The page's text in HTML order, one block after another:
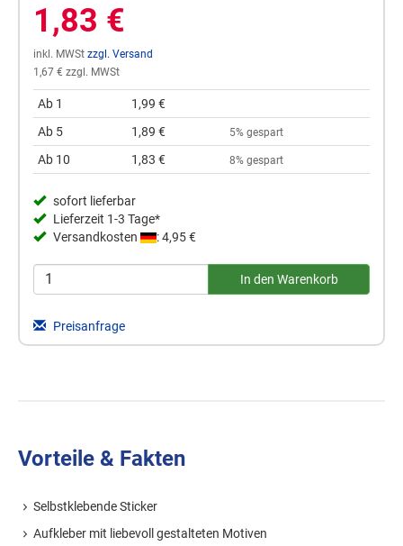
1,83 €
inkl. MWSt zzgl. Versand
1,67 € zzgl. MWSt
Ab 1
1,99 €
Ab 5
1,89 € 5% gespart
Ab 10 1,83 € 8% gespart
sofort lieferbar
Lieferzeit 1-3 Tage*
Versandkosten
: 4,95 €
Preisanfrage
Vorteile & Fakten
Selbstklebende Sticker
Aufkleber mit liebevoll gestalteten Motiven